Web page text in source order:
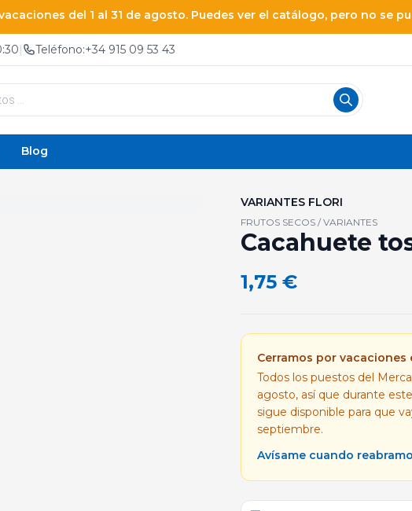
del 1 al 31 de agosto. Puedes ver el catálogo, pero no se
| Teléfono:+34 915 09 53 43
Blog
VARIANTES FLORI
FRUTOS SECOS / VARIANTES
Cacahuete
1,75 €
Cerramos por vacaciones
Todos los puestos del
agosto, así que durante
sigue disponible para que
septiembre.
Avísame cuando